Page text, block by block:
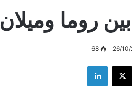
روما وميلان
26/
68
‫X لينكدإن